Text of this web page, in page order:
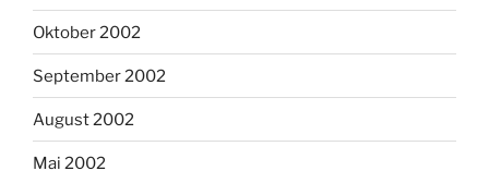
Oktober 2002
September 2002
August 2002
Mai 2002